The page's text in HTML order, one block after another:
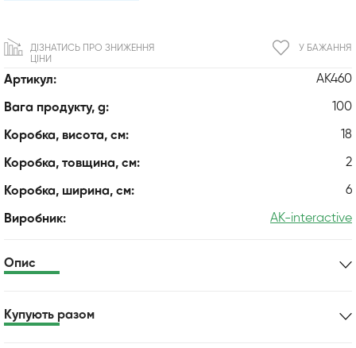
Артикул: AK460
Вага продукту, g: 100
Коробка, висота, см: 18
Коробка, товщина, см: 2
Коробка, ширина, см: 6
Виробник: AK-interactive
У БАЖАННЯ
ДІЗНАТИСЬ ПРО ЗНИЖЕННЯ
ЦІНИ
Опис
Купують разом